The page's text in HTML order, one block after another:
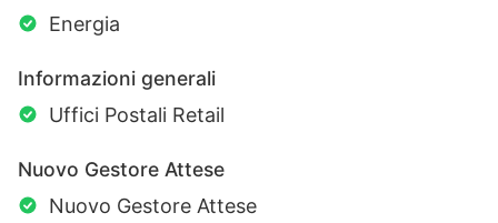
Energia
Informazioni generali
Uffici Postali Retail
Nuovo Gestore Attese
Nuovo Gestore Attese